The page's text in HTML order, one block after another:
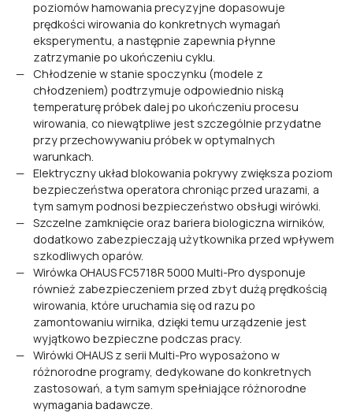
poziomów hamowania precyzyjne dopasowuje
prędkości wirowania do konkretnych wymagań
eksperymentu, a następnie zapewnia płynne
zatrzymanie po ukończeniu cyklu.
Chłodzenie w stanie spoczynku (modele z
chłodzeniem) podtrzymuje odpowiednio niską
temperaturę próbek dalej po ukończeniu procesu
wirowania, co niewątpliwe jest szczególnie przydatne
przy przechowywaniu próbek w optymalnych
warunkach.
Elektryczny układ blokowania pokrywy zwiększa poziom
bezpieczeństwa operatora chroniąc przed urazami, a
tym samym podnosi bezpieczeństwo obsługi wirówki.
Szczelne zamknięcie oraz bariera biologiczna wirników,
dodatkowo zabezpieczają użytkownika przed wpływem
szkodliwych oparów.
Wirówka OHAUS FC5718R 5000 Multi-Pro dysponuje
również zabezpieczeniem przed zbyt dużą prędkością
wirowania, które uruchamia się od razu po
zamontowaniu wirnika, dzięki temu urządzenie jest
wyjątkowo bezpieczne podczas pracy.
Wirówki OHAUS z serii Multi-Pro wyposażono w
różnorodne programy, dedykowane do konkretnych
zastosowań, a tym samym spełniające różnorodne
wymagania badawcze.